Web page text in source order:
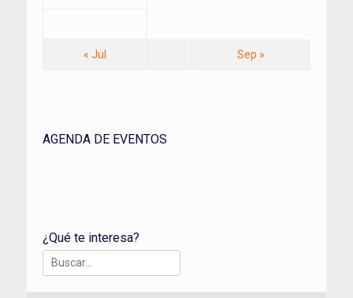
« Jul Sep »
AGENDA DE EVENTOS
¿Qué te interesa?
Buscar: